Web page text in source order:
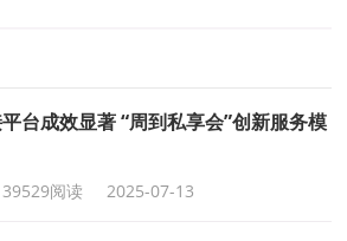
台成效显著 “周到私享会”创新服务模
39529阅读 2025-07-13